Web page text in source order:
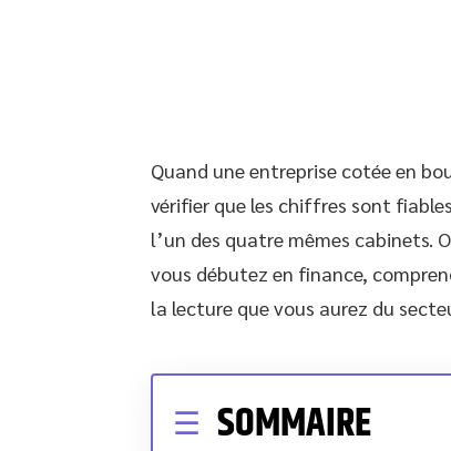
Quand une entreprise cotée en
vérifier que les chiffres sont
l’un des quatre mêmes cabinets.
vous débutez en finance,
la lecture que vous aurez du
SOMMAIRE